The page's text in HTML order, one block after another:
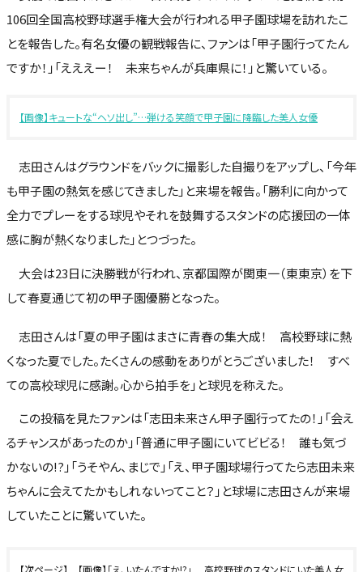
106回全国高校野球選手権大会が行われる甲子園球場を訪れたこ
とを報告した。有名女優の観戦報告に、ファンは「甲子園行ってたん
ですか！」「えええー！ 未来ちゃんが兵庫県に！」と驚いている。
【画像】キュートな“ヘソ出し”…弾ける笑顔で甲子園に降臨した美人女優
志田さんはグラウンドをバックに撮影した自撮りをアップし、「今年
も甲子園の熱気を感じてきました」と来場を報告。「勝利に向かって
全力でプレーをする球児やそれを鼓舞するスタンドの応援団の一体
感に胸が熱くなりました」とつづった。
大会は23日に決勝戦が行われ、京都国際が関東一（東東京）を下
して春夏通じて初の甲子園優勝となった。
志田さんは「夏の甲子園はまさに青春の集大成！ 高校野球に熱
くなった夏でした。たくさんの感動をありがとうございました！ すべ
ての高校球児に感謝。心から拍手を」と球児を称えた。
この投稿を見たファンは「志田未来さん甲子園行ってたの！」「会え
るチャンスがあったのか」「普通に甲子園にいてビビる！ 誰も気づ
かないの!?」「うそやん、まじで」「え、甲子園球場行ってたら志田未来
ちゃんに会えてたかもしれないってこと？」と球場に志田さんが来場
していたことに驚いていた。
【画像】「え、いたんですか!?」 高校野球のスタンドにいた美人女